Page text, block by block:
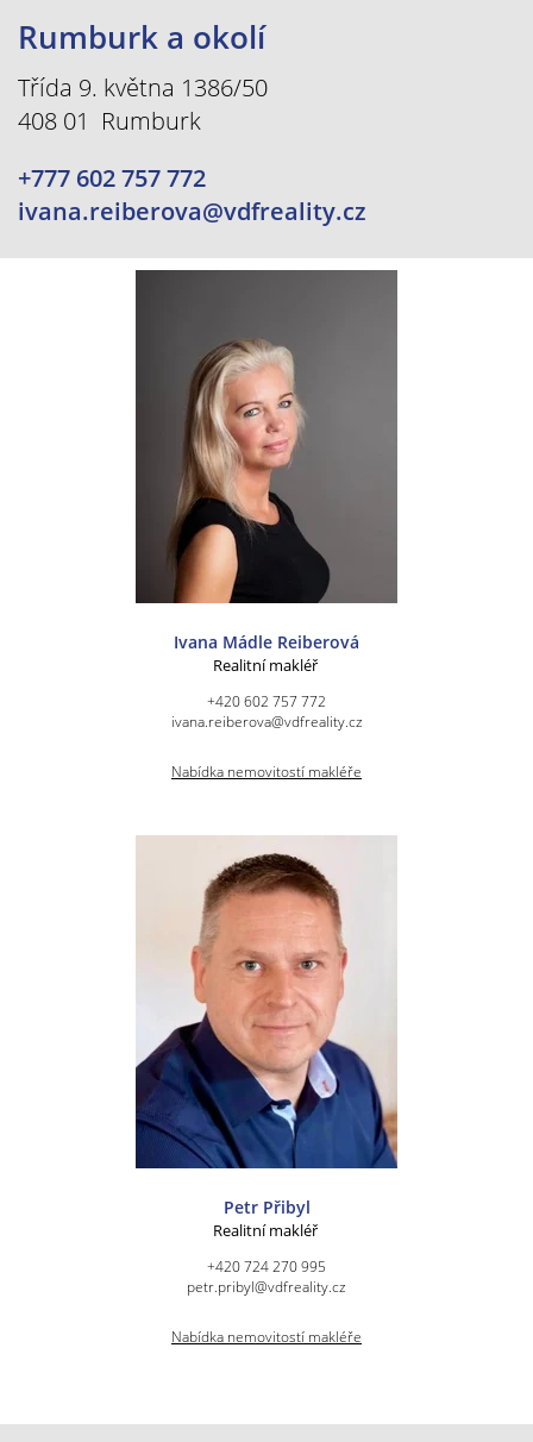
Rumburk a okolí
Třída 9. května 1386/50
408 01 Rumburk
+777 602 757 772
ivana.reiberova@vdfreality.cz
Ivana Mádle Reiberová
Realitní makléř
+420 602 757 772
ivana.reiberova@vdfreality.cz
Nabídka nemovitostí makléře
Petr Přibyl
Realitní makléř
+420 724 270 995
petr.pribyl@vdfreality.cz
Nabídka nemovitostí makléře